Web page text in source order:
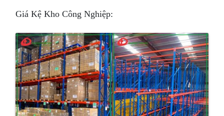
Giá Kệ Kho Công Nghiệp: